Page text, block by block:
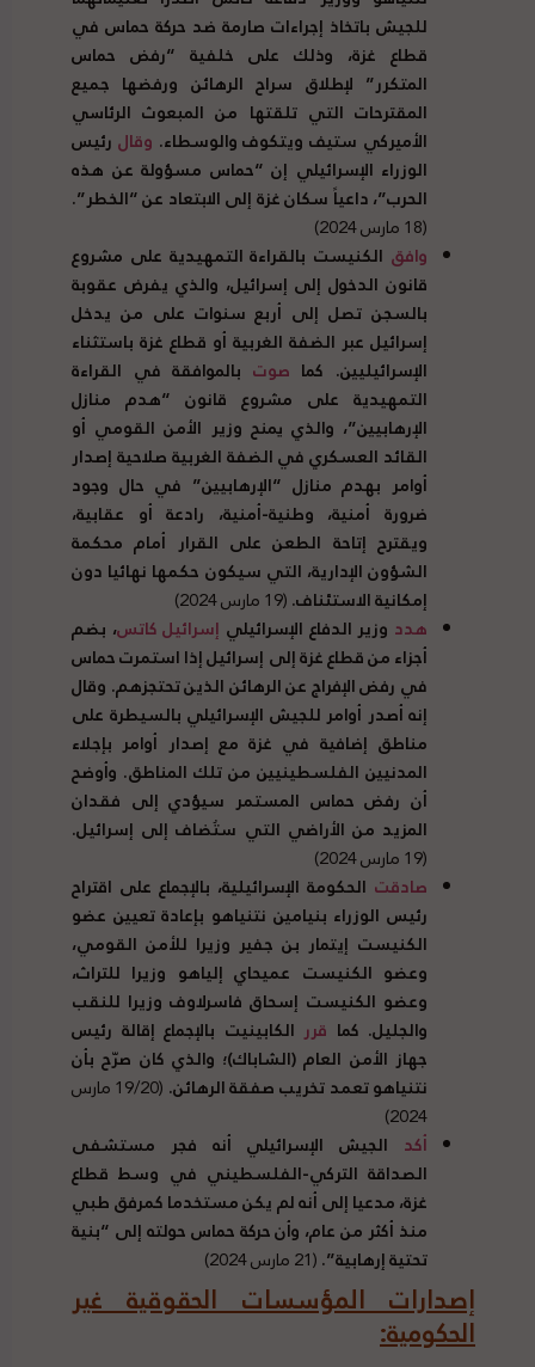
للجيش باتخاذ إجراءات صارمة ضد حركة حماس في
قطاع غزة، وذلك على خلفية “رفض حماس
المتكرر” لإطلاق سراح الرهائن ورفضها جميع
المقترحات التي تلقتها من المبعوث الرئاسي
الأميركي ستيف ويتكوف والوسطاء. وقال رئيس
الوزراء الإسرائيلي إن “حماس مسؤولة عن هذه
الحرب”، داعياً سكان غزة إلى الابتعاد عن “الخطر”.
(18 مارس 2024)
وافق الكنيست بالقراءة التمهيدية على مشروع
قانون الدخول إلى إسرائيل، والذي يفرض عقوبة
بالسجن تصل إلى أربع سنوات على من يدخل
إسرائيل عبر الضفة الغربية أو قطاع غزة باستثناء
الإسرائيليين. كما صوت بالموافقة في القراءة
التمهيدية على مشروع قانون “هدم منازل
الإرهابيين”، والذي يمنح وزير الأمن القومي أو
القائد العسكري في الضفة الغربية صلاحية إصدار
أوامر بهدم منازل “الإرهابيين” في حال وجود
ضرورة أمنية، وطنية-أمنية، رادعة أو عقابية،
ويقترح إتاحة الطعن على القرار أمام محكمة
الشؤون الإدارية، التي سيكون حكمها نهائيا دون
إمكانية الاستئناف.(19 مارس 2024)
هدد وزير الدفاع الإسرائيلي إسرائيل كاتس، بضم
أجزاء من قطاع غزة إلى إسرائيل إذا استمرت حماس
في رفض الإفراج عن الرهائن الذين تحتجزهم. وقال
إنه أصدر أوامر للجيش الإسرائيلي بالسيطرة على
مناطق إضافية في غزة مع إصدار أوامر بإجلاء
المدنيين الفلسطينيين من تلك المناطق. وأوضح
أن رفض حماس المستمر سيؤدي إلى فقدان
المزيد من الأراضي التي ستُضاف إلى إسرائيل.
(19 مارس 2024)
صادقت الحكومة الإسرائيلية، بالإجماع على اقتراح
رئيس الوزراء بنيامين نتنياهو بإعادة تعيين عضو
الكنيست إيتمار بن جفير وزيرا للأمن القومي،
وعضو الكنيست عميحاي إلياهو وزيرا للتراث،
وعضو الكنيست إسحاق فاسرلاوف وزيرا للنقب
والجليل. كما قرر الكابينيت بالإجماع إقالة رئيس
جهاز الأمن العام (الشاباك)؛ والذي كان صرّح بأن
نتنياهو تعمد تخريب صفقة الرهائن.
(19/20 مارس
2024)
أكد الجيش الإسرائيلي أنه فجر مستشفى
الصداقة التركي-الفلسطيني في وسط قطاع
غزة، مدعيا إلى أنه لم يكن مستخدما كمرفق طبي
منذ أكثر من عام، وأن حركة حماس حولته إلى “بنية
تحتية إرهابية”.(21 مارس 2024)
إصدارات المؤسسات الحقوقية غير
الحكومية: